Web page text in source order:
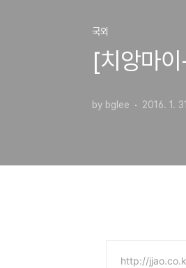
국외
[치앙마
by bglee 2016. 1.
http://